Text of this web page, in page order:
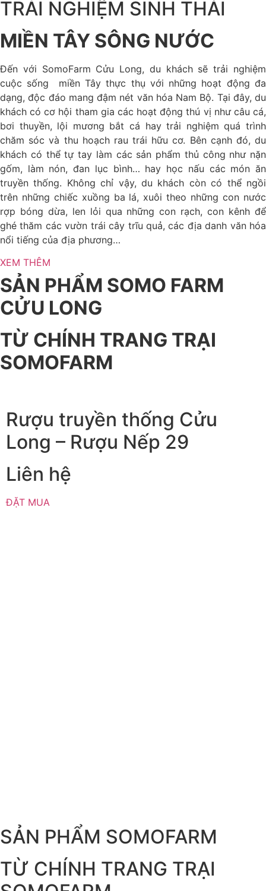
TRẢI NGHIỆM SINH THÁI
MIỀN TÂY SÔNG NƯỚC
Đến với SomoFarm Cửu Long, du khách sẽ trải nghiệm
cuộc sống miền Tây thực thụ với những hoạt động đa
dạng, độc đáo mang đậm nét văn hóa Nam Bộ. Tại đây, du
khách có cơ hội tham gia các hoạt động thú vị như câu cá,
bơi thuyền, lội mương bắt cá hay trải nghiệm quá trình
chăm sóc và thu hoạch rau trái hữu cơ. Bên cạnh đó, du
khách có thể tự tay làm các sản phẩm thủ công như nặn
gốm, làm nón, đan lục bình… hay học nấu các món ăn
truyền thống. Không chỉ vậy, du khách còn có thể ngồi
trên những chiếc xuồng ba lá, xuôi theo những con nước
rợp bóng dừa, len lỏi qua những con rạch, con kênh để
ghé thăm các vườn trái cây trĩu quả, các địa danh văn hóa
nổi tiếng của địa phương…
XEM THÊM
SẢN PHẨM SOMO FARM
CỬU LONG
TỪ CHÍNH TRANG TRẠI
SOMOFARM
Rượu truyền thống Cửu
Long – Rượu Nếp 29
Liên hệ
ĐẶT MUA
SẢN PHẨM SOMOFARM
TỪ CHÍNH TRANG TRẠI